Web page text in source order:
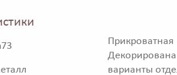
варианты